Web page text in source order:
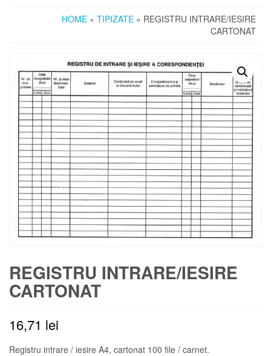
HOME » TIPIZATE » REGISTRU INTRARE/IESIRE
CARTONAT
REGISTRU INTRARE/IESIRE
CARTONAT
16,71 lei
Registru intrare / iesire A4, cartonat 100 file / carnet.